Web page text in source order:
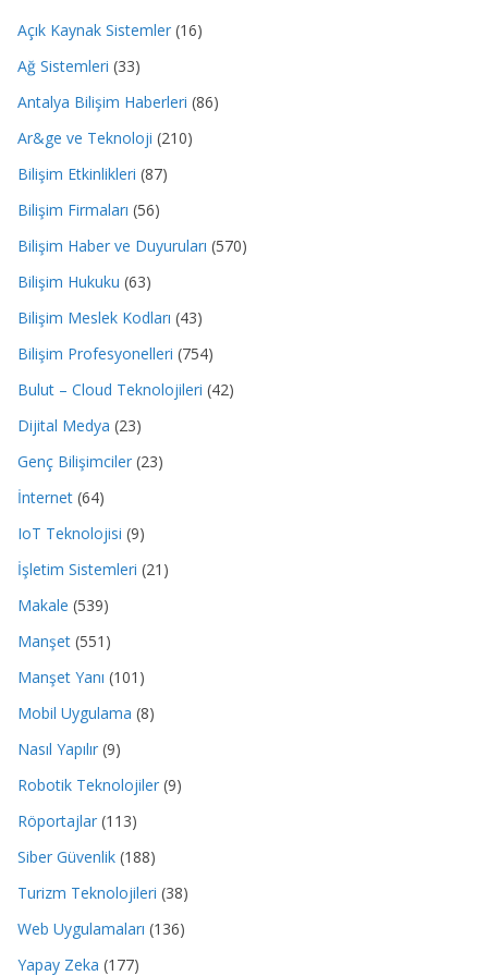
Açık Kaynak Sistemler (16)
Ağ Sistemleri (33)
Antalya Bilişim Haberleri (86)
Ar&ge ve Teknoloji (210)
Bilişim Etkinlikleri (87)
Bilişim Firmaları (56)
Bilişim Haber ve Duyuruları (570)
Bilişim Hukuku (63)
Bilişim Meslek Kodları (43)
Bilişim Profesyonelleri (754)
Bulut – Cloud Teknolojileri (42)
Dijital Medya (23)
Genç Bilişimciler (23)
İnternet (64)
IoT Teknolojisi (9)
İşletim Sistemleri (21)
Makale (539)
Manşet (551)
Manşet Yanı (101)
Mobil Uygulama (8)
Nasıl Yapılır (9)
Robotik Teknolojiler (9)
Röportajlar (113)
Siber Güvenlik (188)
Turizm Teknolojileri (38)
Web Uygulamaları (136)
Yapay Zeka (177)